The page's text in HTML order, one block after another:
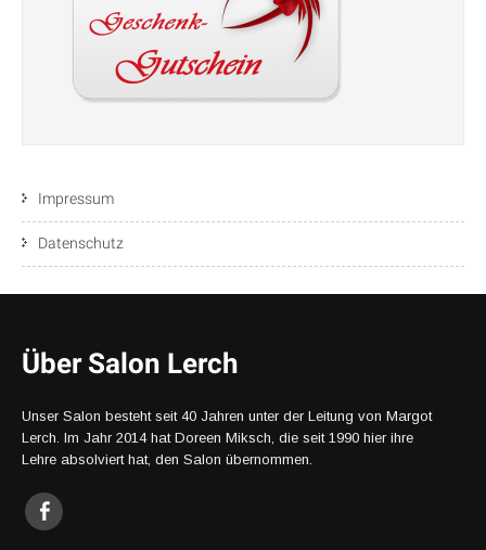
Impressum
Datenschutz
Über Salon Lerch
Unser Salon besteht seit 40 Jahren unter der Leitung von Margot
Lerch. Im Jahr 2014 hat Doreen Miksch, die seit 1990 hier ihre
Lehre absolviert hat, den Salon übernommen.